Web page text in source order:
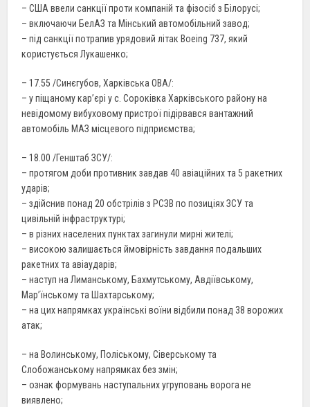
– США ввели санкції проти компаній та фізосіб з Білорусі;
– включаючи БелАЗ та Мінський автомобільний завод;
– під санкції потрапив урядовий літак Boeing 737, який
користується Лукашенко;
– 17.55 /Синєгубов, Харківська ОВА/:
– у піщаному кар’єрі у с. Сороківка Харківського району на
невідомому вибуховому пристрої підірвався вантажний
автомобіль МАЗ місцевого підприємства;
– 18.00 /Генштаб ЗСУ/:
– протягом доби противник завдав 40 авіаційних та 5 ракетних
ударів;
– здійснив понад 20 обстрілів з РСЗВ по позиціях ЗСУ та
цивільній інфраструктурі;
– в різних населених пунктах загинули мирні жителі;
– високою залишається ймовірність завдання подальших
ракетних та авіаударів;
– наступ на Лиманському, Бахмутському, Авдіївському,
Мар’їнському та Шахтарському;
– на цих напрямках українські воїни відбили понад 38 ворожих
атак;
– на Волинському, Поліському, Сіверському та
Слобожанському напрямках без змін;
– ознак формувань наступальних угруповань ворога не
виявлено;